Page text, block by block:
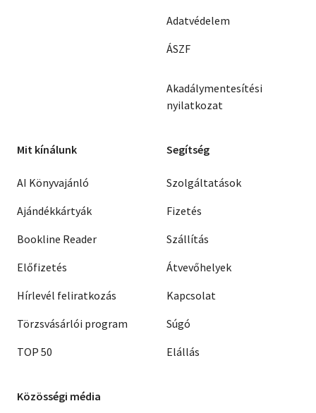
Adatvédelem
ÁSZF
Akadálymentesítési
nyilatkozat
Mit kínálunk
AI Könyvajánló
Ajándékkártyák
Bookline Reader
Előfizetés
Hírlevél feliratkozás
Törzsvásárlói program
TOP 50
Segítség
Szolgáltatások
Fizetés
Szállítás
Átvevőhelyek
Kapcsolat
Súgó
Elállás
Közösségi média